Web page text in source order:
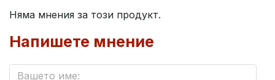
Няма мнения за този продукт.
Напишете мнение